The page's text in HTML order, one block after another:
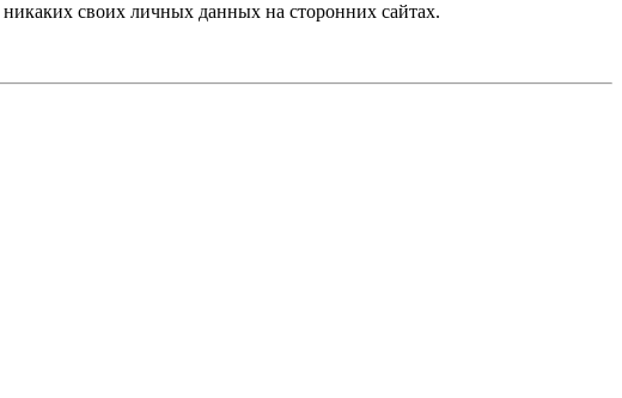
никаких своих личных данных на сторонних сайтах.